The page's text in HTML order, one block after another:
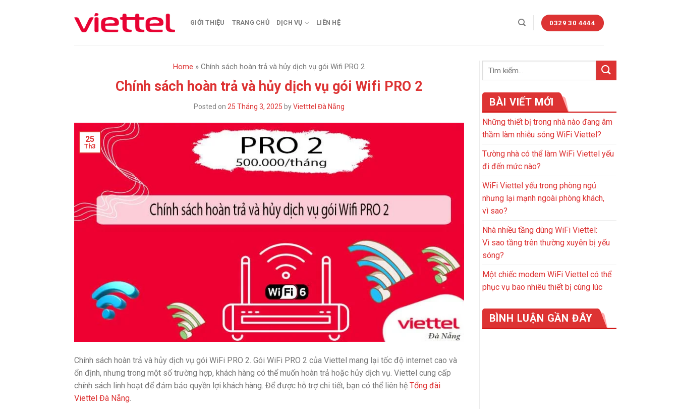
GIỚI THIỆU TRANG CHỦ DỊCH VỤ LIÊN HỆ 0329 30 4444
Home »Chính sách hoàn trả và hủy dịch vụ gói Wifi PRO 2
Chính sách hoàn trả và hủy dịch vụ gói Wifi PRO 2
Posted on 25 Tháng 3, 2025 byVietttel Đà Nẵng
25
Th3
Chính sách hoàn trả và hủy dịch vụ gói WiFi PRO 2. Gói WiFi PRO 2 của Viettel mang lại tốc độ internet cao và
ổn định, nhưng trong một số trường hợp, khách hàng có thể muốn hoàn trả hoặc hủy dịch vụ. Viettel cung cấp
chính sách linh hoạt để đảm bảo quyền lợi khách hàng. Để được hỗ trợ chi tiết, bạn có thể liên hệ Tổng đài
Viettel Đà Nẵng.
BÀI VIẾT MỚI
Những thiết bị trong nhà nào đang âm
thầm làm nhiễu sóng WiFi Viettel?
Tường nhà có thể làm WiFi Viettel yếu
đi đến mức nào?
WiFi Viettel yếu trong phòng ngủ
nhưng lại mạnh ngoài phòng khách,
vì sao?
Nhà nhiều tầng dùng WiFi Viettel:
Vì sao tầng trên thường xuyên bị yếu
sóng?
Một chiếc modem WiFi Viettel có thể
phục vụ bao nhiêu thiết bị cùng lúc
BÌNH LUẬN GẦN ĐÂY